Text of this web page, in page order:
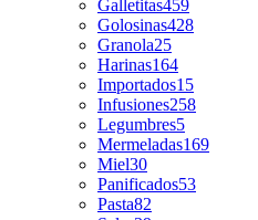
Galletitas459
Golosinas428
Granola25
Harinas164
Importados15
Infusiones258
Legumbres5
Mermeladas169
Miel30
Panificados53
Pasta82